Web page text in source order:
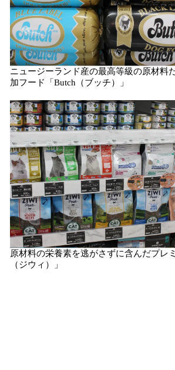
ニュージーランド産の最高等級の原材料
加フード「Butch（ブッチ）」
原材料の栄養素を逃がさずに含んだプレ
（ジウィ）」